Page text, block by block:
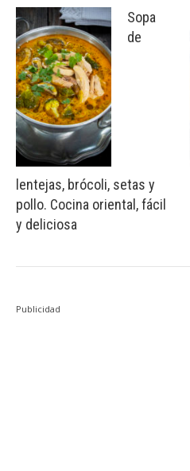
Sopa
de
lentejas, brócoli, setas y
pollo. Cocina oriental, fácil
y deliciosa
Publicidad